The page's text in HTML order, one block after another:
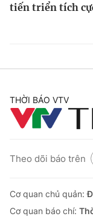
tiến triển tích
THỜI BÁO VTV
Theo dõi báo trên
Cơ quan chủ quản:
Cơ quan báo chí: